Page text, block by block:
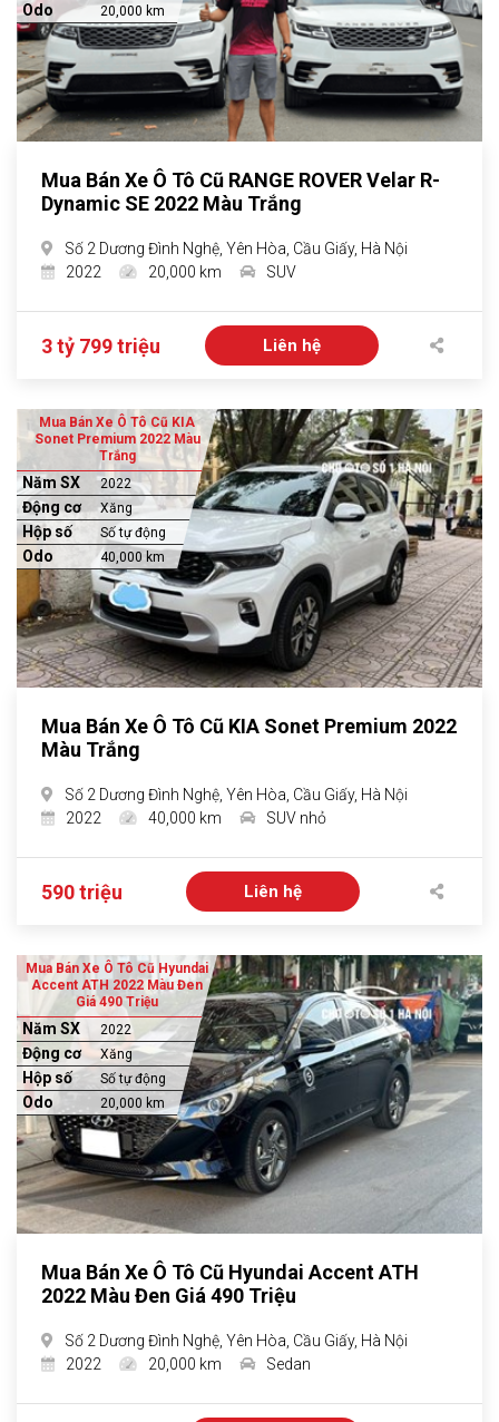
Odo 20,000 km
Mua Bán Xe Ô Tô Cũ RANGE ROVER Velar R-
Dynamic SE 2022 Màu Trắng
Số 2 Dương Đình Nghệ, Yên Hòa, Cầu Giấy, Hà Nội
2022
20,000 km SUV
3 tỷ 799 triệu Liên hệ
Mua Bán Xe Ô Tô Cũ KIA
Sonet Premium 2022 Màu
Trắng
Năm SX 2022
Động cơ Xăng
Hộp số Số tự động
Odo 40,000 km
Mua Bán Xe Ô Tô Cũ KIA Sonet Premium 2022
Màu Trắng
Số 2 Dương Đình Nghệ, Yên Hòa, Cầu Giấy, Hà Nội
2022
40,000 km SUV nhỏ
590 triệu Liên hệ
Mua Bán Xe Ô Tô Cũ Hyundai
Accent ATH 2022 Màu Đen
Giá 490 Triệu
Năm SX 2022
Động cơ Xăng
Hộp số Số tự động
Odo 20,000 km
Mua Bán Xe Ô Tô Cũ Hyundai Accent ATH
2022 Màu Đen Giá 490 Triệu
Số 2 Dương Đình Nghệ, Yên Hòa, Cầu Giấy, Hà Nội
2022
20,000 km Sedan